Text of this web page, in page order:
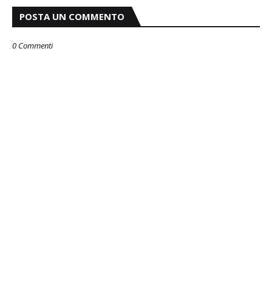
POSTA UN COMMENTO
0 Commenti